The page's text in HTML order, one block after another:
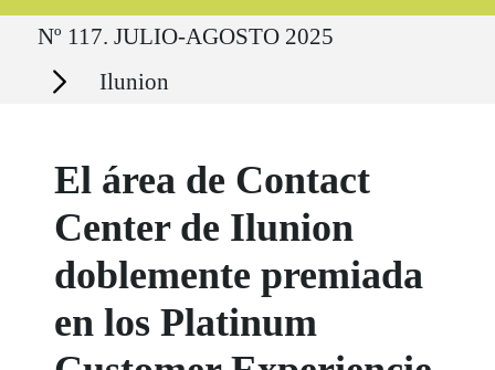
Ruta del sitio
Nº 117. JULIO-AGOSTO 2025
Secciones Ilunion
El área de Contact
Center de Ilunion
doblemente premiada
en los Platinum